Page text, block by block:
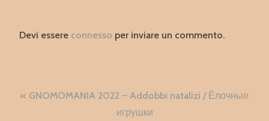
Devi essere connesso per inviare un commento.
Navigazione
GNOMOMANIA 2022 – Addobbi natalizi / Ёлочные
игрушки